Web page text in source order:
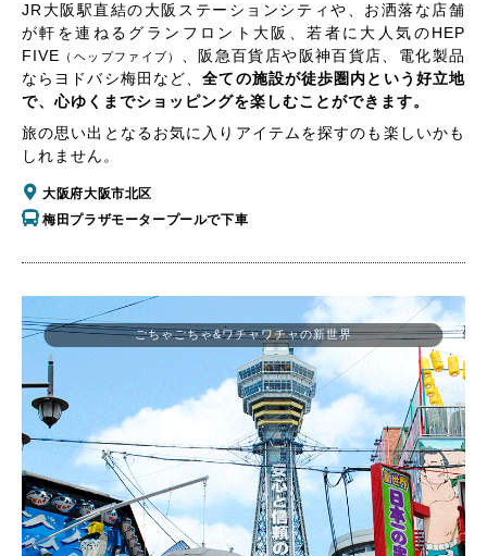
JR大阪駅直結の大阪ステーションシティや、お洒落な店舗
が軒を連ねるグランフロント大阪、若者に大人気のHEP
FIVE （ヘップファイブ）
、阪急百貨店や阪神百貨店、電化製品
ならヨドバシ梅田など、全ての施設が徒歩圏内という好立地
で、心ゆくまでショッピングを楽しむことができます。
旅の思い出となるお気に入りアイテムを探すのも楽しいかも
しれません。
大阪府大阪市北区
梅田プラザモータープールで下車
ごちゃごちゃ&ワチャワチャの新世界